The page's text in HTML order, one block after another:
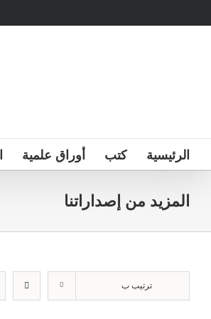
to
الرئيسية كتب أوراق علمية
المزيد من إصداراتنا
ترتيب ب